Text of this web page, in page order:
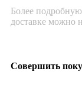
Более
доставке можно
Совершить